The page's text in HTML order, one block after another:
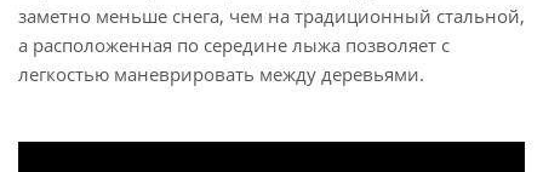
заметно меньше снега, чем на традиционный стальной,
а расположенная по середине лыжа позволяет с
легкостью маневрировать между деревьями.